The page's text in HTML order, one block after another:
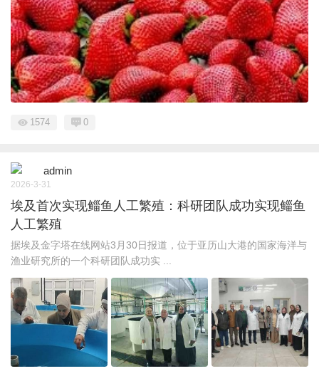
1574 0
admin
2026-3-31
埃及首次实现鲻鱼人工繁殖：科研团队成功实现鲻鱼
人工繁殖
据埃及金字塔在线网站3月30日报道，位于亚历山大港的国家海洋与
渔业研究所的一个科研团队成功实 ...